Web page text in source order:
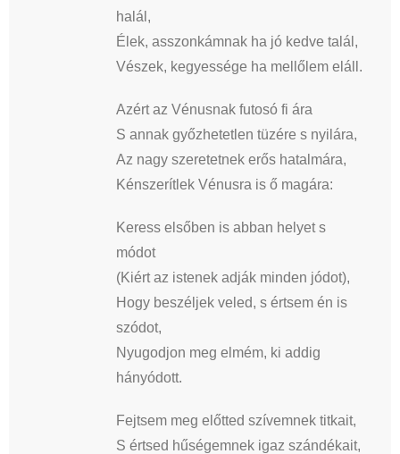
halál,
Élek, asszonkámnak ha jó kedve talál,
Vészek, kegyessége ha mellőlem eláll.
Azért az Vénusnak futosó fi ára
S annak győzhetetlen tüzére s nyilára,
Az nagy szeretetnek erős hatalmára,
Kénszerítlek Vénusra is ő magára:
Keress elsőben is abban helyet s
módot
(Kiért az istenek adják minden jódot),
Hogy beszéljek veled, s értsem én is
szódot,
Nyugodjon meg elmém, ki addig
hányódott.
Fejtsem meg előtted szívemnek titkait,
S értsed hűségemnek igaz szándékait,